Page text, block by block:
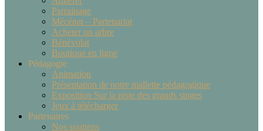
Parrainage
Mécénat – Partenariat
Acheter un arbre
Bénévolat
Boutique en ligne
Pédagogie
Animation
Présentation de notre mallette pédagogique
Exposition Sur la piste des grands singes
Jeux à télécharger
Partenaires
Nos soutiens